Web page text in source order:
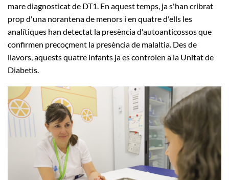
mare diagnosticat de DT1. En aquest temps, ja s'han cribrat
prop d'una norantena de menors i en quatre d'ells les
analítiques han detectat la presència d'autoanticossos que
confirmen precoçment la presència de malaltia. Des de
llavors, aquests quatre infants ja es controlen a la Unitat de
Diabetis.